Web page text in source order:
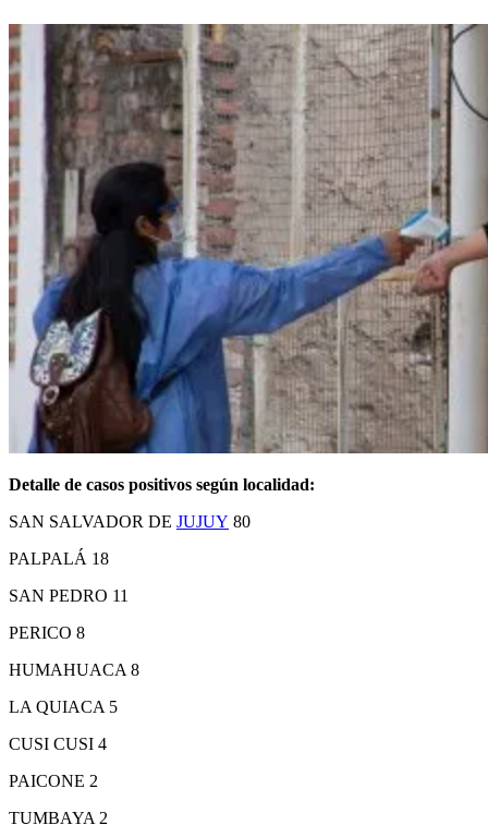
Detalle de casos positivos según localidad:
SAN SALVADOR DE JUJUY 80
PALPALÁ 18
SAN PEDRO 11
PERICO 8
HUMAHUACA 8
LA QUIACA 5
CUSI CUSI 4
PAICONE 2
TUMBAYA 2